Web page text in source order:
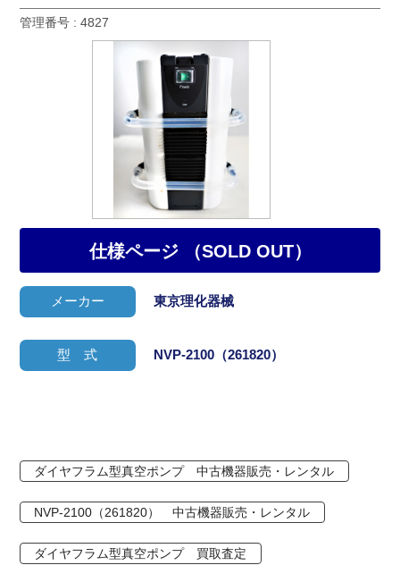
管理番号 : 4827
メーカー 東京理化器械
仕様ページ （SOLD OUT）
型 式 NVP-2100（261820）
ダイヤフラム型真空ポンプ 中古機器販売・レンタル
NVP-2100（261820） 中古機器販売・レンタル
ダイヤフラム型真空ポンプ 買取査定